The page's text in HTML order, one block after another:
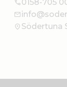
0158-705
Södertuna